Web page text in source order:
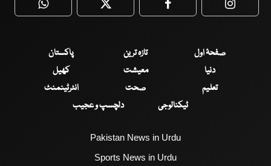
WhatsApp Twitter Facebook
صفحۂ اول تازہ ترین
پاکستان
دنیا
معیشت
کھیل
تعلیم
صحت
انٹرٹینمنٹ
ٹیکنالوجی
دلچسپ و عجیب
Pakistan News in Urdu
Sports News in Urdu